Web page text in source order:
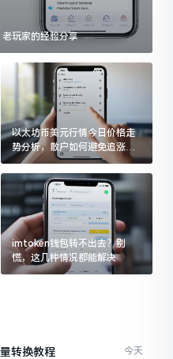
玩家的经验分享
以太坊币美元行情今日价格走
势分析，散户如何避免追涨杀
跌被套牢
imtoken钱包转不出去？别
慌，这几种情况都能解决
转换教程 今天